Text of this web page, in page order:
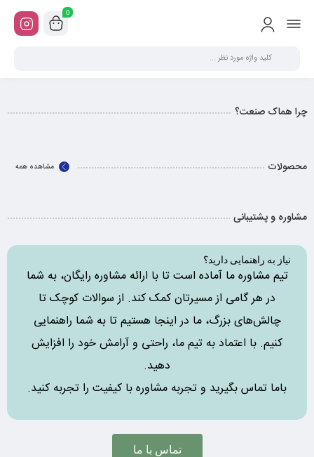
0
چرا هماک صنعت؟
محصولات مشاهده همه
مشاوره و پشتیبانی
نیاز به راهنمایی دارید؟
تیم مشاوره ما آماده است تا با ارائه مشاوره رایگان، به شما
در هر گامی از مسیرتان کمک کند. از سوالات کوچک تا
چالش‌های بزرگ، ما در اینجا هستیم تا به شما راهنمایی
کنیم. با اعتماد به تیم ما، راحتی و آرامش خود را افزایش
دهید.
باما تماس بگیرید و تجربه مشاوره با کیفیت را تجربه کنید.
تماس با ما